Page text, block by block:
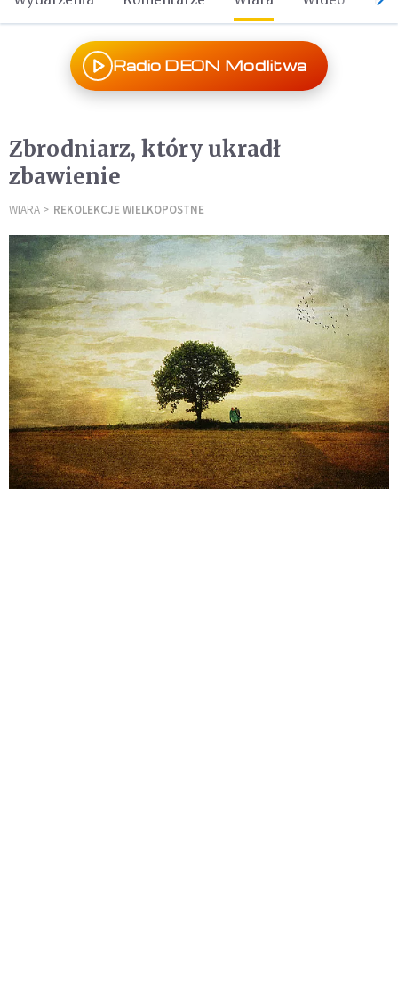
Radio DEON Modlitwa
Zbrodniarz, który ukradł
zbawienie
WIARA REKOLEKCJE WIELKOPOSTNE